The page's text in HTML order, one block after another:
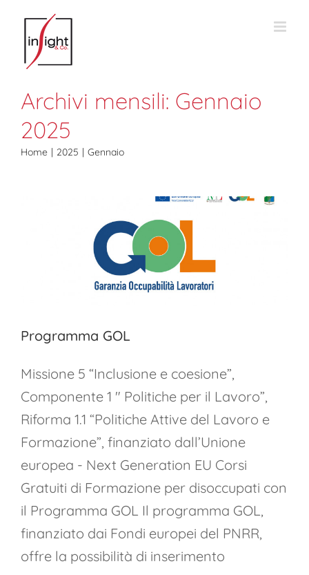
contenuto
Archivi mensili: Gennaio
2025
Home 2025 Gennaio
Programma GOL
Missione 5 “Inclusione e coesione”,
Componente 1 " Politiche per il Lavoro”,
Riforma 1.1 “Politiche Attive del Lavoro e
Formazione”, finanziato dall’Unione
europea - Next Generation EU Corsi
Gratuiti di Formazione per disoccupati con
il Programma GOL Il programma GOL,
finanziato dai Fondi europei del PNRR,
offre la possibilità di inserimento